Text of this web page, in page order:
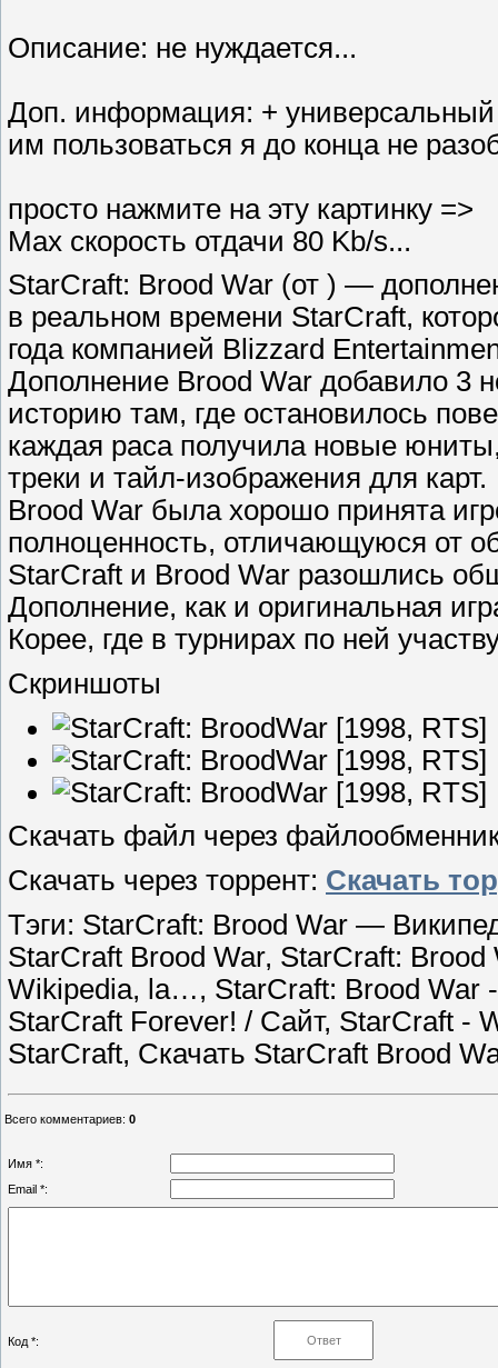
Описание: не нуждается...
Доп. информация: + универсальный
им пользоваться я до конца не
просто нажмите на эту картинку =>
Max скорость отдачи 80 Kb/s...
StarCraft: Brood War (от ) —
в реальном времени StarCraft,
года компанией Blizzard
Дополнение Brood War добавило 3
историю там, где остановилось
каждая раса получила новые
треки и тайл-изображения для карт.
Brood War была хорошо принята
полноценность, отличающуюся от
StarCraft и Brood War разошлись
Дополнение, как и оригинальная
Корее, где в турнирах по ней
Скриншоты
Скачать файл через
Скачать через торрент: Скачать
Тэги: StarCraft: Brood War —
StarCraft Brood War, StarCraft:
Wikipedia, la…, StarCraft: Brood War
StarCraft Forever! / Сайт, StarCraft -
StarCraft, Скачать StarCraft Brood
Всего комментариев: 0
Имя *:
Email *:
Код *: